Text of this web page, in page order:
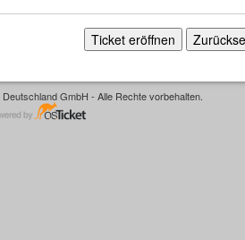
GmbH - Alle Rechte vorbehalten.